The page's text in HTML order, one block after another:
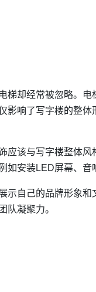
梯却经常被忽略。
响了写字楼的整
应该与写字楼整体
安装LED屏幕、音
示自己的品牌形象
队凝聚力。